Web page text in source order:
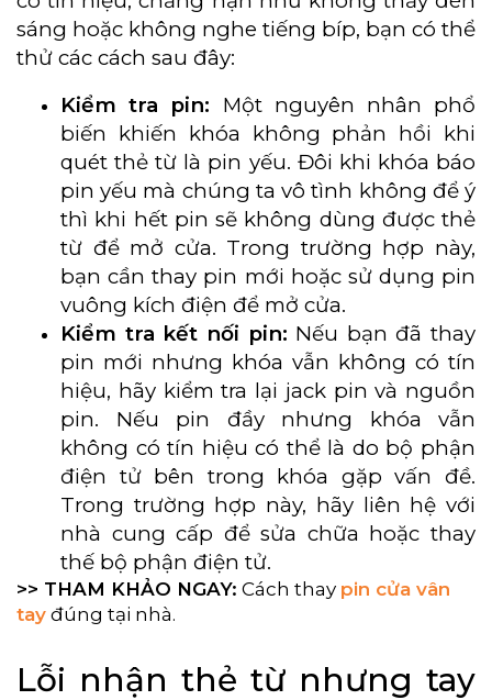
sáng hoặc không nghe tiếng bíp, bạn có thể
thử các cách sau đây:
Kiểm tra pin: Một nguyên nhân phổ
biến khiến khóa không phản hồi khi
quét thẻ từ là pin yếu. Đôi khi khóa báo
pin yếu mà chúng ta vô tình không để ý
thì khi hết pin sẽ không dùng được thẻ
từ để mở cửa. Trong trường hợp này,
bạn cần thay pin mới hoặc sử dụng pin
vuông kích điện để mở cửa.
Kiểm tra kết nối pin: Nếu bạn đã thay
pin mới nhưng khóa vẫn không có tín
hiệu, hãy kiểm tra lại jack pin và nguồn
pin. Nếu pin đầy nhưng khóa vẫn
không có tín hiệu có thể là do bộ phận
điện tử bên trong khóa gặp vấn đề.
Trong trường hợp này, hãy liên hệ với
nhà cung cấp để sửa chữa hoặc thay
thế bộ phận điện tử.
>> THAM KHẢO NGAY: Cách thay pin cửa vân
tay đúng tại nhà.
Lỗi nhận thẻ từ nhưng tay